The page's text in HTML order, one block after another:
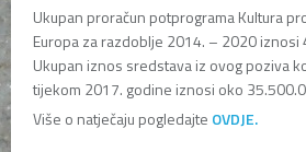
Ukupan proračun potprograma Kultura
Europa za razdoblje 2014. – 2020 iznosi
Ukupan iznos sredstava iz ovog poziva
tijekom 2017. godine iznosi oko
Više o natječaju pogledajte OVDJE.